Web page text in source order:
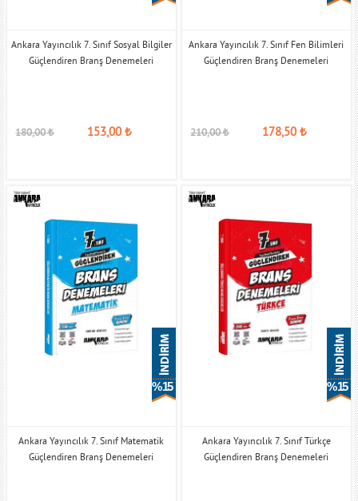
Ankara Yayıncılık 7. Sınıf Sosyal Bilgiler
Güçlendiren Branş Denemeleri
180,00₺ 153,00₺
Ankara Yayıncılık 7. Sınıf Fen Bilimleri
Güçlendiren Branş Denemeleri
210,00₺ 178,50₺
% 15
Ankara Yayıncılık 7. Sınıf Matematik
Güçlendiren Branş Denemeleri
% 15
Ankara Yayıncılık 7. Sınıf Türkçe
Güçlendiren Branş Denemeleri